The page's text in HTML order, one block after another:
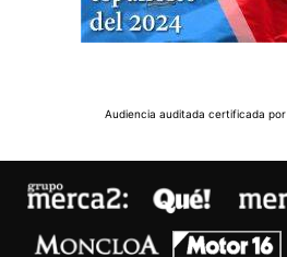
Audiencia auditada certificada por